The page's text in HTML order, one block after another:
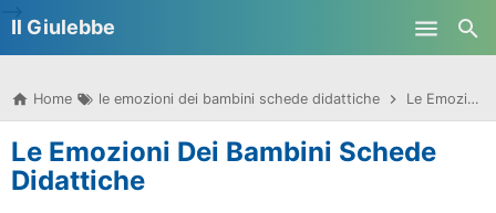
Il Giulebbe
Home le emozioni dei bambini schede didattiche Le Emozioni Dei Bambini Schede Didattiche
Le Emozioni Dei Bambini Schede
Didattiche